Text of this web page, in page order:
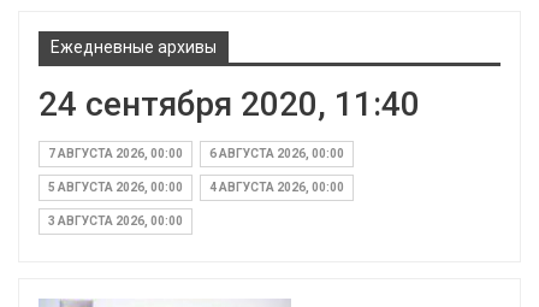
Ежедневные архивы
24 сентября 2020, 11:40
7 АВГУСТА 2026, 00:00 6 АВГУСТА 2026, 00:00
5 АВГУСТА 2026, 00:00 4 АВГУСТА 2026, 00:00
3 АВГУСТА 2026, 00:00